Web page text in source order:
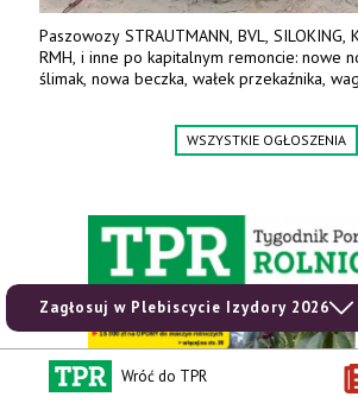
Paszowozy STRAUTMANN, BVL, SILOKING,
RMH, i inne po kapitalnym remoncie: nowe
ślimak, nowa beczka, wałek przekaźnika,
Jesteśmy także producentem nowych
wielkopolskie, koło Konina. Kontakt: 607 405
WSZYSTKIE OGŁOSZENIA
Zagłosuj w Plebiscycie Izydory 2026
Wróć do TPR